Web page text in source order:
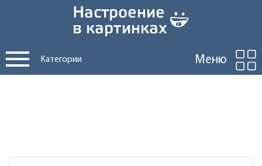
Категории Меню